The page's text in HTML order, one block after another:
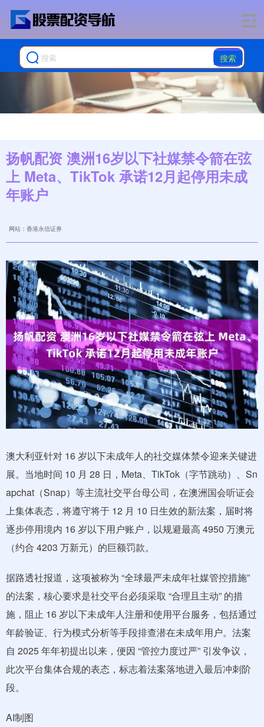
搜索
扬帆配资 澳洲16岁以下社媒禁令箭在弦
上 Meta、TikTok 承诺12月起停用未成
年账户
网站：香港永信证券
澳大利亚针对 16 岁以下未成年人的社交媒体禁令迎来关键进
展。当地时间 10 月 28 日，Meta、TikTok（字节跳动）、Sn
apchat（Snap）等主流社交平台母公司，在澳洲国会听证会
上集体表态，将遵守将于 12 月 10 日生效的新法案，届时将
逐步停用境内 16 岁以下用户账户，以规避最高 4950 万澳元
（约合 4203 万新元）的巨额罚款。
据路透社报道，这项被称为 “全球最严未成年社媒管控措施”
的法案，核心要求是社交平台必须采取 “合理且主动” 的措
施，阻止 16 岁以下未成年人注册和使用平台服务，包括通过
年龄验证、行为模式分析等手段排查潜在未成年用户。法案
自 2025 年年初提出以来，便因 “管控力度过严” 引发争议，
此次平台集体合规的表态，标志着法案落地进入最后冲刺阶
段。
AI制图